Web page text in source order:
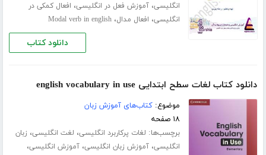
انگلیسی،آموزش فعل در انگلیسی، افعال کمکی در
انگلیسی، افعال مدال،Modal verb in english
دانلود کتاب
دانلود کتاب لغات سطح ابتدایی english vocabulary in use
موضوع:کتاب‌های آموزش زبان
۱۸ صفحه
برچسب‌ها: لغات پرکاربرد انگلیسی، لغت انگلیسی، زبان
انگلیسی،آموزش زبان انگلیسی،آموزش انگلیسی،